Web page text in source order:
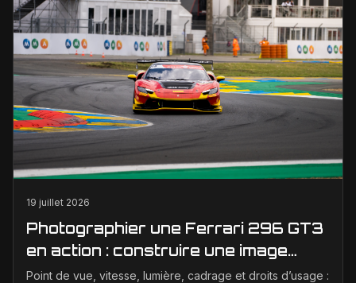
19 juillet 2026
Photographier une Ferrari 296 GT3
en action : construire une image
éditoriale qui raconte la course
Point de vue, vitesse, lumière, cadrage et droits d’usage :